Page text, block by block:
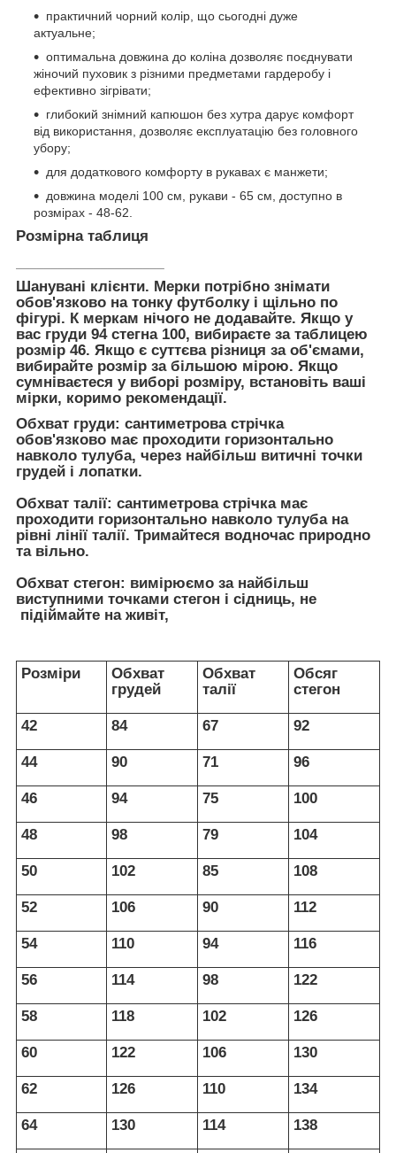
практичний чорний колір, що сьогодні дуже
актуальне;
оптимальна довжина до коліна дозволяє поєднувати
жіночий пуховик з різними предметами гардеробу і
ефективно зігрівати;
глибокий знімний капюшон без хутра дарує комфорт
від використання, дозволяє експлуатацію без головного
убору;
для додаткового комфорту в рукавах є манжети;
довжина моделі 100 см, рукави - 65 см, доступно в
розмірах - 48-62.
Розмірна таблиця
Шанувані клієнти. Мерки потрібно знімати
обов'язково на тонку футболку і щільно по
фігурі. К меркам нічого не додавайте. Якщо у
вас груди 94 стегна 100, вибираєте за таблицею
розмір 46. Якщо є суттєва різниця за об'ємами,
вибирайте розмір за більшою мірою. Якщо
сумніваєтеся у виборі розміру, встановіть ваші
мірки, коримо рекомендації.
Обхват груди: сантиметрова стрічка
обов'язково має проходити горизонтально
навколо тулуба, через найбільш витичні точки
грудей і лопатки.
Обхват талії: сантиметрова стрічка має
проходити горизонтально навколо тулуба на
рівні лінії талії. Тримайтеся водночас природно
та вільно.
Обхват стегон: вимірюємо за найбільш
виступними точками стегон і сідниць, не
підіймайте на живіт,
Розміри
Обхват
грудей
Обхват
талії
Обсяг
стегон
42 84 67 92
44 90 71 96
46 94 75 100
48 98 79 104
50 102 85 108
52 106 90 112
54 110 94 116
56 114 98 122
58 118 102 126
60 122 106 130
62 126 110 134
64 130 114 138